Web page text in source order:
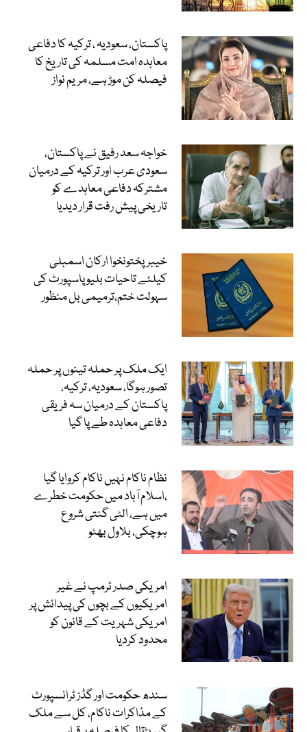
پاکستان، سعودیہ ، ترکیہ کا دفاعی
معاہدہ امت مسلمہ کی تاریخ کا
فیصلہ کن موڑ ہے، مریم نواز
خواجہ سعد رفیق نے پاکستان،
سعودی عرب اور ترکیہ کے درمیان
مشترکہ دفاعی معاہدے کو
تاریخی پیش رفت قرار دیدیا
خیبرپختونخوا ارکان اسمبلی
کیلئے تاحیات بلیو پاسپورٹ کی
سہولت ختم،ترمیمی بل منظور
ایک ملک پر حملہ تینوں پر حملہ
تصور ہوگا، سعودیہ، ترکیہ،
پاکستان کے درمیان سہ فریقی
دفاعی معاہدہ طے پا گیا
نظام ناکام نہیں ناکام کروایا گیا
،اسلام آباد میں حکومت خطرے
میں ہے، الٹی گنتی شروع
ہوچکی، بلاول بھٹو
امریکی صدر ٹرمپ نے غیر
امریکیوں کے بچوں کی پیدائش پر
امریکی شہریت کے قانون کو
محدود کردیا
سندھ حکومت اور گڈز ٹرانسپورٹ
کے مذاکرات ناکام، کل سے ملک